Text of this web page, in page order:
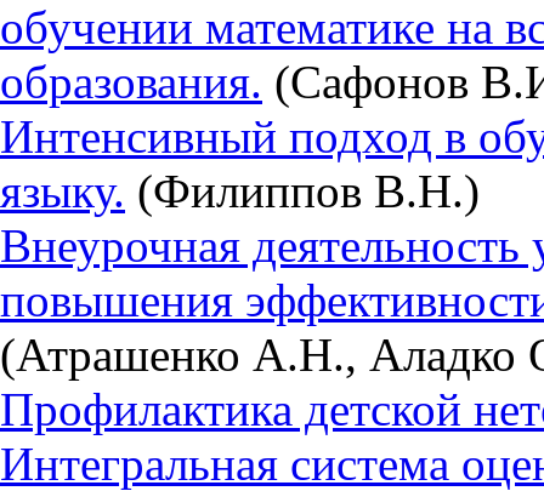
обучении математике на
образования. (Сафонов
Интенсивный подход в
языку. (Филиппов В.Н.)
Внеурочная
повышения
(Атрашенко А.Н., Аладко
Профилактика детской
Интегральная система